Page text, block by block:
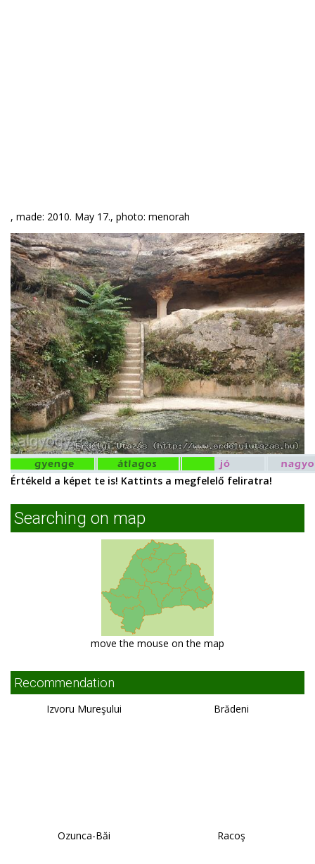
, made: 2010. May 17., photo: menorah
Értékeld a képet te is! Kattints a megfelelő feliratra!
Searching on map
move the mouse on the map
Recommendation
Izvoru Mureşului Brădeni
Ozunca-Băi Racoş